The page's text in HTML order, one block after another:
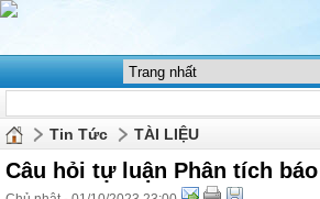
Tin Tức TÀI LIỆU
Câu hỏi tự luận Phân tích